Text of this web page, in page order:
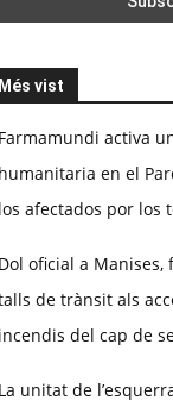
Més vist
Farmamundi activa
humanitaria en el
los afectados por los
Dol oficial a
de trànsit als
incendis del cap de
La unitat de